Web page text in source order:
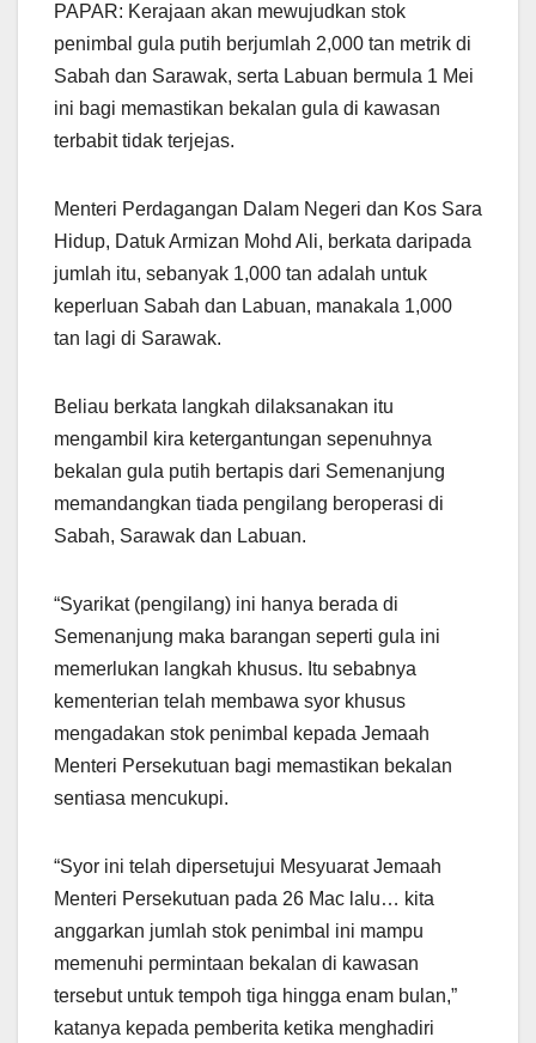
at
s
A
p
e
gr
a
m
c
e
b
o
k
ail ar
e
PAPAR: Kerajaan akan mewujudkan stok
penimbal gula putih berjumlah 2,000 tan metrik di
Sabah dan Sarawak, serta Labuan bermula 1 Mei
ini bagi memastikan bekalan gula di kawasan
terbabit tidak terjejas.
Menteri Perdagangan Dalam Negeri dan Kos Sara
Hidup, Datuk Armizan Mohd Ali, berkata daripada
jumlah itu, sebanyak 1,000 tan adalah untuk
keperluan Sabah dan Labuan, manakala 1,000
tan lagi di Sarawak.
Beliau berkata langkah dilaksanakan itu
mengambil kira ketergantungan sepenuhnya
bekalan gula putih bertapis dari Semenanjung
memandangkan tiada pengilang beroperasi di
Sabah, Sarawak dan Labuan.
“Syarikat (pengilang) ini hanya berada di
Semenanjung maka barangan seperti gula ini
memerlukan langkah khusus. Itu sebabnya
kementerian telah membawa syor khusus
mengadakan stok penimbal kepada Jemaah
Menteri Persekutuan bagi memastikan bekalan
sentiasa mencukupi.
“Syor ini telah dipersetujui Mesyuarat Jemaah
Menteri Persekutuan pada 26 Mac lalu… kita
anggarkan jumlah stok penimbal ini mampu
memenuhi permintaan bekalan di kawasan
tersebut untuk tempoh tiga hingga enam bulan,”
katanya kepada pemberita ketika menghadiri